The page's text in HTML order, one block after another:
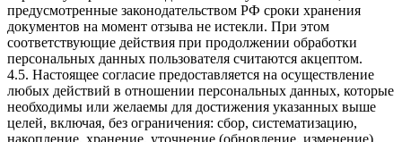
предусмотренные законодательством РФ сроки хранения
документов на момент отзыва не истекли. При этом
соответствующие действия при продолжении обработки
персональных данных пользователя считаются акцептом.
4.5. Настоящее согласие предоставляется на осуществление
любых действий в отношении персональных данных, которые
необходимы или желаемы для достижения указанных выше
целей, включая, без ограничения: сбор, систематизацию,